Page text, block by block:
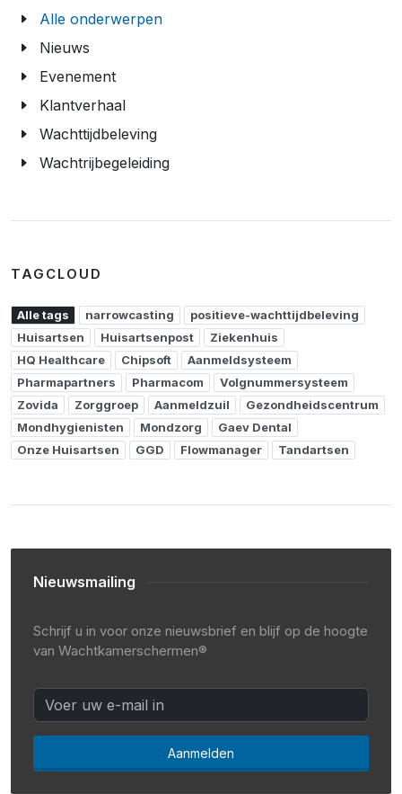
Alle onderwerpen
Nieuws
Evenement
Klantverhaal
Wachttijdbeleving
Wachtrijbegeleiding
TAGCLOUD
Alle tags narrowcasting
positieve-wachttijdbeleving
Huisartsen
Huisartsenpost
Ziekenhuis
HQ Healthcare
Chipsoft
Aanmeldsysteem
Pharmapartners
Pharmacom
Volgnummersysteem
Zovida
Zorggroep Aanmeldzuil
Gezondheidscentrum
Mondhygienisten
Mondzorg
Gaev Dental
Onze Huisartsen
GGD Flowmanager Tandartsen
Nieuwsmailing
Schrijf u in voor onze nieuwsbrief en blijf op de hoogte
van Wachtkamerschermen®
Aanmelden